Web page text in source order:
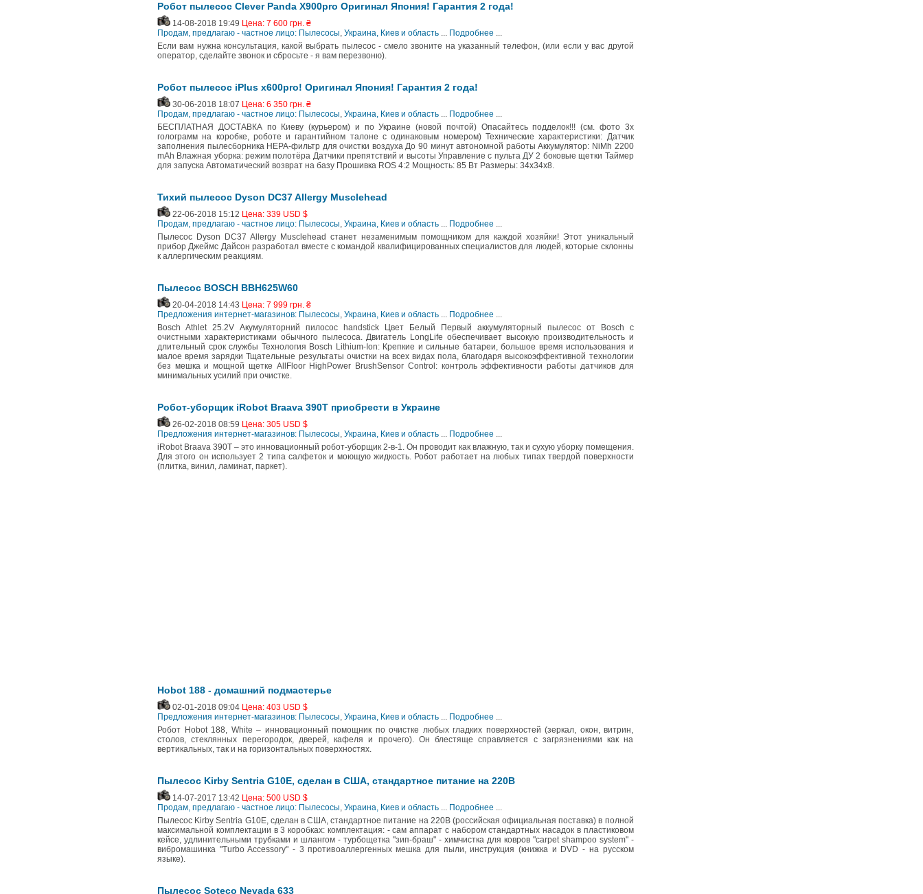
Робот пылесос Сlever Panda X900pro Оригинал Япония! Гарантия 2 года!
14-08-2018 19:49 Цена: 7 600 грн. ₴
Продам, предлагаю - частное лицо: Пылесосы, Украина, Киев и область ... Подробнее ...
Если вам нужна консультация, какой выбрать пылесос - смело звоните на указанный телефон, (или если у вас другой
оператор, сделайте звонок и сбросьте - я вам перезвоню).
Робот пылесос iPlus x600pro! Оригинал Япония! Гарантия 2 года!
30-06-2018 18:07 Цена: 6 350 грн. ₴
Продам, предлагаю - частное лицо: Пылесосы, Украина, Киев и область ... Подробнее ...
БЕСПЛАТНАЯ ДОСТАВКА по Киеву (курьером) и по Украине (новой почтой) Опасайтесь подделок!!! (см. фото 3х
голограмм на коробке, роботе и гарантийном талоне с одинаковым номером) Технические характеристики: Датчик
заполнения пылесборника HEPA-фильтр для очистки воздуха До 90 минут автономной работы Аккумулятор: NiMh 2200
mAh Влажная уборка: режим полотёра Датчики препятствий и высоты Управление с пульта ДУ 2 боковые щетки Таймер
для запуска Автоматический возврат на базу Прошивка ROS 4:2 Мощность: 85 Вт Размеры: 34х34х8.
Тихий пылесос Dyson DC37 Allergy Musclehead
22-06-2018 15:12 Цена: 339 USD $
Продам, предлагаю - частное лицо: Пылесосы, Украина, Киев и область ... Подробнее ...
Пылесос Dyson DC37 Allergy Musclehead станет незаменимым помощником для каждой хозяйки! Этот уникальный
прибор Джеймс Дайсон разработал вместе с командой квалифицированных специалистов для людей, которые склонны
к аллергическим реакциям.
Пылесос BOSCH BBH625W60
20-04-2018 14:43 Цена: 7 999 грн. ₴
Предложения интернет-магазинов: Пылесосы, Украина, Киев и область ... Подробнее ...
Bosch Athlet 25.2V Акумуляторний пилосос handstick Цвет Белый Первый аккумуляторный пылесос от Bosch с
очистными характеристиками обычного пылесоса. Двигатель LongLife обеспечивает высокую производительность и
длительный срок службы Технология Bosch Lithium-Ion: Крепкие и сильные батареи, большое время использования и
малое время зарядки Тщательные результаты очистки на всех видах пола, благодаря высокоэффективной технологии
без мешка и мощной щетке AllFloor HighPower BrushSensor Control: контроль эффективности работы датчиков для
минимальных усилий при очистке.
Робот-уборщик iRobot Braava 390T приобрести в Украине
26-02-2018 08:59 Цена: 305 USD $
Предложения интернет-магазинов: Пылесосы, Украина, Киев и область ... Подробнее ...
iRobot Braava 390T – это инновационный робот-уборщик 2-в-1. Он проводит как влажную, так и сухую уборку помещения.
Для этого он использует 2 типа салфеток и моющую жидкость. Робот работает на любых типах твердой поверхности
(плитка, винил, ламинат, паркет).
Hobot 188 - домашний подмастерье
02-01-2018 09:04 Цена: 403 USD $
Предложения интернет-магазинов: Пылесосы, Украина, Киев и область ... Подробнее ...
Робот Hobot 188, White – инновационный помощник по очистке любых гладких поверхностей (зеркал, окон, витрин,
столов, стеклянных перегородок, дверей, кафеля и прочего). Он блестяще справляется с загрязнениями как на
вертикальных, так и на горизонтальных поверхностях.
Пылесос Kirby Sentria G10E, сделан в США, стандартное питание на 220В
14-07-2017 13:42 Цена: 500 USD $
Продам, предлагаю - частное лицо: Пылесосы, Украина, Киев и область ... Подробнее ...
Пылесос Kirby Sentria G10E, сделан в США, стандартное питание на 220В (российская официальная поставка) в полной
максимальной комплектации в 3 коробках: комплектация: - сам аппарат с набором стандартных насадок в пластиковом
кейсе, удлинительными трубками и шлангом - турбощетка "зип-браш" - химчистка для ковров "carpet shampoo system" -
вибромашинка "Turbo Accessory" - 3 противоаллергенных мешка для пыли, инструкция (книжка и DVD - на русском
языке).
Пылесос Soteco Nevada 633